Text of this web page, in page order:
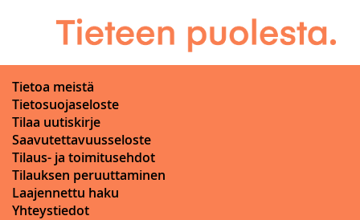
Tietoa meistä
Tietosuojaseloste
Tilaa uutiskirje
Saavutettavuusseloste
Tilaus- ja toimitusehdot
Tilauksen peruuttaminen
Laajennettu haku
Yhteystiedot